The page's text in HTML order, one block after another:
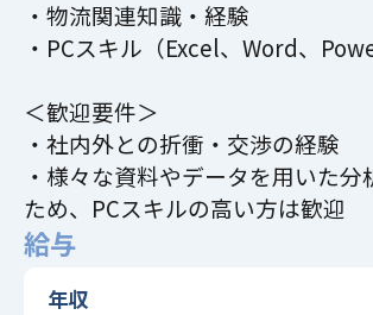
・物流関連知識・経験
・PCスキル（Excel、Word、
＜歓迎要件＞
・社内外との折衝・交渉の経験
・様々な資料やデータを用いた分
ため、PCスキルの高い方は歓迎
給与
年収